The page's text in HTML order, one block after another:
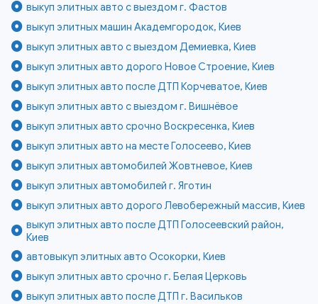
выкуп элитных авто с выездом г. Фастов
выкуп элитных машин Академгородок, Киев
выкуп элитных авто с выездом Демиевка, Киев
выкуп элитных авто дорого Новое Строение, Киев
выкуп элитных авто после ДТП Корчеватое, Киев
выкуп элитных авто с выездом г. Вишнёвое
выкуп элитных авто срочно Воскресенка, Киев
выкуп элитных авто на месте Голосеево, Киев
выкуп элитных автомобилей Жовтневое, Киев
выкуп элитных автомобилей г. Яготин
выкуп элитных авто дорого Левобережный массив, Киев
выкуп элитных авто после ДТП Голосеевский район,
Киев
автовыкуп элитных авто Осокорки, Киев
выкуп элитных авто срочно г. Белая Церковь
выкуп элитных авто после ДТП г. Васильков